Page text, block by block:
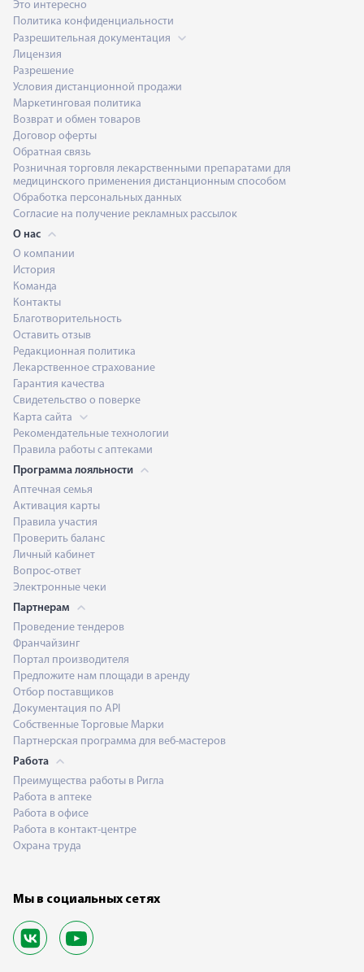
Это интересно
Политика конфиденциальности
Разрешительная документация
Лицензия
Разрешение
Условия дистанционной продажи
Маркетинговая политика
Возврат и обмен товаров
Договор оферты
Обратная связь
Розничная торговля лекарственными препаратами для
медицинского применения дистанционным способом
Обработка персональных данных
Согласие на получение рекламных рассылок
О нас
О компании
История
Команда
Контакты
Благотворительность
Оставить отзыв
Редакционная политика
Лекарственное страхование
Гарантия качества
Свидетельство о поверке
Карта сайта
Рекомендательные технологии
Правила работы с аптеками
Программа лояльности
Аптечная семья
Активация карты
Правила участия
Проверить баланс
Личный кабинет
Вопрос-ответ
Электронные чеки
Партнерам
Проведение тендеров
Франчайзинг
Портал производителя
Предложите нам площади в аренду
Отбор поставщиков
Документация по API
Собственные Торговые Марки
Партнерская программа для веб-мастеров
Работа
Преимущества работы в Ригла
Работа в аптеке
Работа в офисе
Работа в контакт-центре
Охрана труда
Мы в социальных сетях